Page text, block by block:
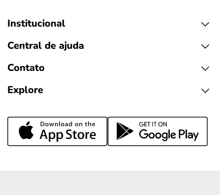
Institucional
Central de ajuda
Contato
Explore